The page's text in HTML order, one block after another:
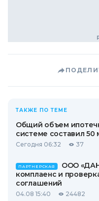
ТАКЖЕ ПО ТЕМЕ
Общий объем
системе составил 50
Сегодня 06:32 37
ПАРТНЕРСКАЯ
ООО
комплаенс и
соглашений
04.08 15:40 24482